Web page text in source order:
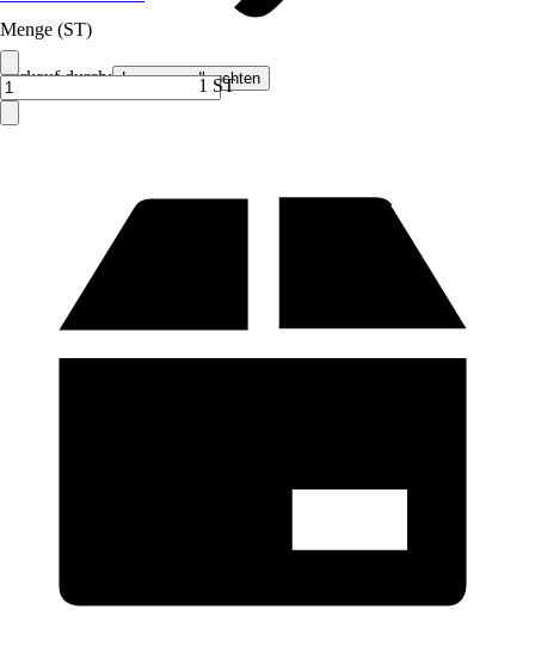
Verkauf durch: Lampenundleuchten
Menge (ST)
1 ST